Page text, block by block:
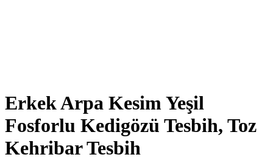
Erkek Arpa Kesim Yeşil
Fosforlu Kedigözü Tesbih, Toz
Kehribar Tesbih